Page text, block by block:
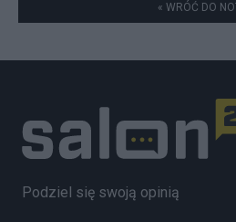
« WRÓĆ DO
Podziel się swoją opinią